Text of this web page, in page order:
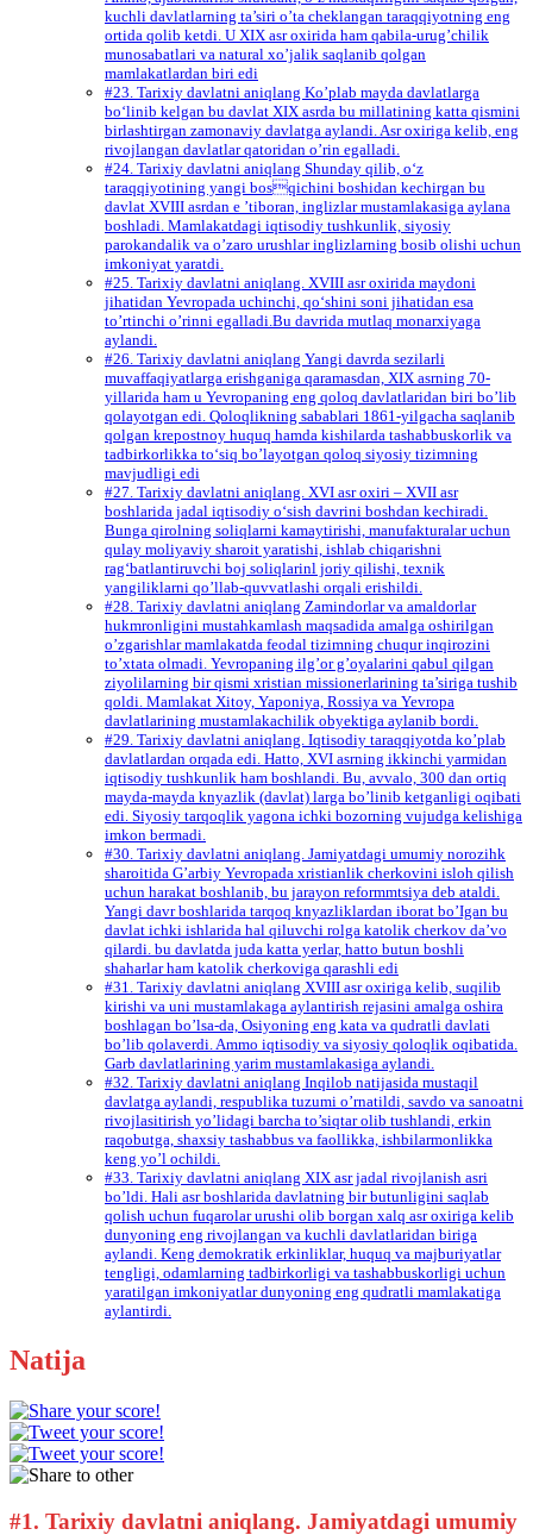
kuchli davlatlarning ta’siri o’ta cheklangan taraqqiyotning eng
ortida qolib ketdi. U XIX asr oxirida ham qabila-urug’chilik
munosabatlari va natural xo’jalik saqlanib qolgan
mamlakatlardan biri edi
#23. Tarixiy davlatni aniqlang Ko’plab mayda davlatlarga
bo‘linib kelgan bu davlat XIX asrda bu millatining katta qismini
birlashtirgan zamonaviy davlatga aylandi. Asr oxiriga kelib, eng
rivojlangan davlatlar qatoridan o’rin egalladi.
#24. Tarixiy davlatni aniqlang Shunday qilib, o‘z
taraqqiyotining yangi bosqichini boshidan kechirgan bu
davlat ХVIII asrdan e ’tiboran, inglizlar mustamlakasiga aylana
boshladi. Mamlakatdagi iqtisodiy tushkunlik, siyosiy
parokandalik va о’zaro urushlar inglizlarning bosib olishi uchun
imkoniyat yaratdi.
#25. Tarixiy davlatni aniqlang. XVIII asr oxirida maydoni
jihatidan Yevropada uchinchi, qo‘shini soni jihatidan esa
to’rtinchi o’rinni egalladi.Bu davrida mutlaq monarxiyaga
aylandi.
#26. Tarixiy davlatni aniqlang Yangi davrda sezilarli
muvaffaqiyatlarga erishganiga qaramasdan, XIX asrning 70-
yillarida ham u Yevropaning eng qoloq davlatlaridan biri bo’lib
qolayotgan edi. Qoloqlikning sabablari 1861-yilgacha saqlanib
qolgan krepostnoy huquq hamda kishilarda tashabbuskorlik va
tadbirkorlikka to‘siq bo’layotgan qoloq siyosiy tizimning
mavjudligi edi
#27. Tarixiy davlatni aniqlang. XVI asr oxiri – XVII asr
boshlarida jadal iqtisodiy o‘sish davrini boshdan kechiradi.
Bunga qirolning soliqlarni kamaytirishi, manufakturalar uchun
qulay moliyaviy sharoit yaratishi, ishlab chiqarishni
rag‘batlantiruvchi boj soliqlarinl joriy qilishi, texnik
yangiliklarni qo’llab-quvvatlashi orqali erishildi.
#28. Tarixiy davlatni aniqlang Zamindorlar va amaldorlar
hukmronligini mustahkamlash maqsadida amalga oshirilgan
o’zgarishlar mamlakatda feodal tizimning chuqur inqirozini
to’xtata olmadi. Yevropaning ilg’or g’oyalarini qabul qilgan
ziyolilarning bir qismi xristian missionerlarining ta’siriga tushib
qoldi. Mamlakat Xitoy, Yaponiya, Rossiya va Yevropa
davlatlarining mustamlakachilik obyektiga aylanib bordi.
#29. Tarixiy davlatni aniqlang. Iqtisodiy taraqqiyotda ko’plab
davlatlardan orqada edi. Hatto, XVI asrning ikkinchi yarmidan
iqtisodiy tushkunlik ham boshlandi. Bu, avvalo, 300 dan ortiq
mayda-mayda knyazlik (davlat) larga bo’linib ketganligi oqibati
edi. Siyosiy tarqoqlik yagona ichki bozorning vujudga kelishiga
imkon bermadi.
#30. Tarixiy davlatni aniqlang. Jamiyatdagi umumiy norozihk
sharoitida G’arbiy Yevropada xristianlik cherkovini isloh qilish
uchun harakat boshlanib, bu jarayon reformmtsiya deb ataldi.
Yangi davr boshlarida tarqoq knyazliklardan iborat bo’Igan bu
davlat ichki ishlarida hal qiluvchi rolga katolik cherkov da’vo
qilardi. bu davlatda juda katta yerlar, hatto butun boshli
shaharlar ham katolik cherkoviga qarashli edi
#31. Tarixiy davlatni aniqlang XVIII asr oxiriga kelib, suqilib
kirishi va uni mustamlakaga aylantirish rejasini amalga oshira
boshlagan bo’lsa-da, Osiyoning eng kata va qudratli davlati
bo’lib qolaverdi. Ammo iqtisodiy va siyosiy qoloqlik oqibatida.
Garb davlatlarining yarim mustamlakasiga aylandi.
#32. Tarixiy davlatni aniqlang Inqilob natijasida mustaqil
davlatga aylandi, respublika tuzumi o’rnatildi, savdo va sanoatni
rivojlasitirish yo’lidagi barcha to’siqtar olib tushlandi, erkin
raqobutga, shaxsiy tashabbus va faollikka, ishbilarmonlikka
keng yo’l ochildi.
#33. Tarixiy davlatni aniqlang XIX asr jadal rivojlanish asri
bo’ldi. Hali asr boshlarida davlatning bir butunligini saqlab
qolish uchun fuqarolar urushi olib borgan xalq asr oxiriga kelib
dunyoning eng rivojlangan va kuchli davlatlaridan biriga
aylandi. Keng demokratik erkinliklar, huquq va majburiyatlar
tengligi, odamlarning tadbirkorligi va tashabbuskorligi uchun
yaratilgan imkoniyatlar dunyoning eng qudratli mamlakatiga
aylantirdi.
Natija
#1. Tarixiy davlatni aniqlang. Jamiyatdagi umumiy